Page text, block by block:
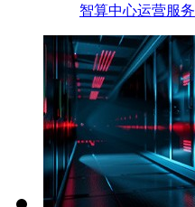
智算中心运营服务